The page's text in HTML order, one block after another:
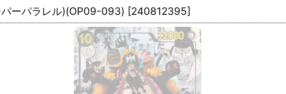
パーパラレル)(OP09-093) [240812395]